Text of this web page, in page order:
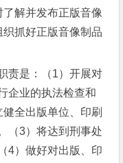
解并发布正版音像
抓好正版音像制品
是：（1）开展对
企业的执法检查和
全出版单位、印刷
（3）将达到刑事处
4）做好对出版、印